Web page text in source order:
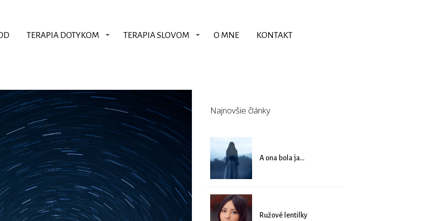
TERAPIA DOTYKOM TERAPIA SLOVOM O MNE KONTAKT
Najnovšie články
A ona bola ja...
Ružové lentilky